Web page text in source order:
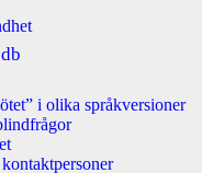
i olika språkversioner